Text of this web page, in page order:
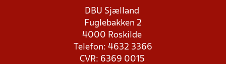
DBU Sjælland
Fuglebakken 2
4000 Roskilde
Telefon: 4632 3366
CVR: 6369 0015